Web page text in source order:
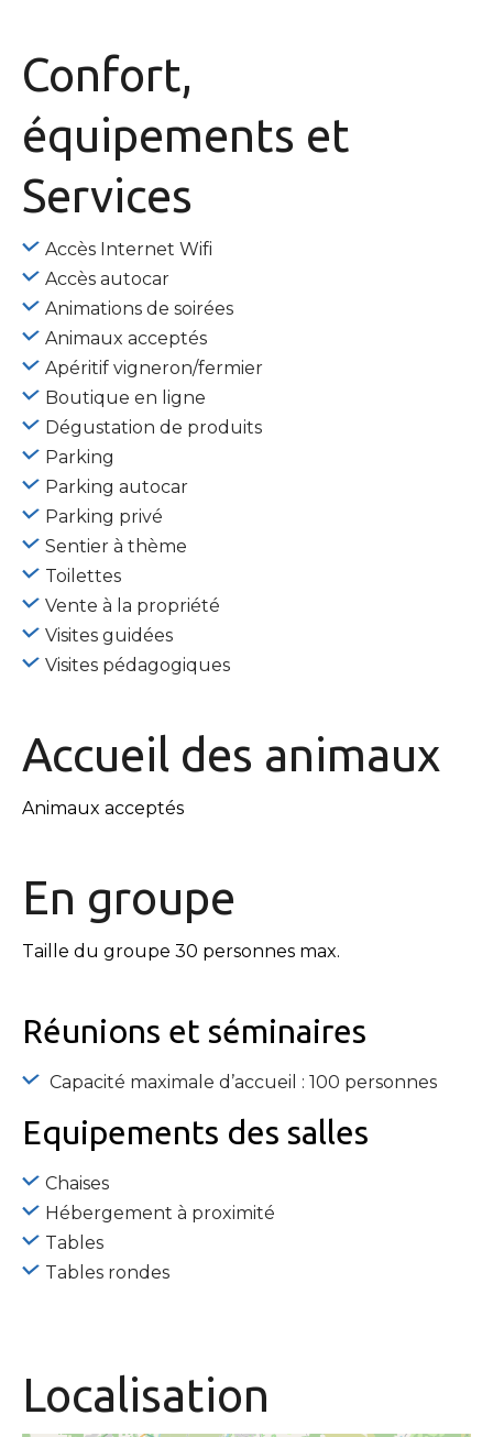
Confort,
équipements et
Services
Accès Internet Wifi
Accès autocar
Animations de soirées
Animaux acceptés
Apéritif vigneron/fermier
Boutique en ligne
Dégustation de produits
Parking
Parking autocar
Parking privé
Sentier à thème
Toilettes
Vente à la propriété
Visites guidées
Visites pédagogiques
Accueil des animaux
Animaux acceptés
En groupe
Taille du groupe 30 personnes max.
Réunions et séminaires
Capacité maximale d’accueil : 100 personnes
Equipements des salles
Chaises
Hébergement à proximité
Tables
Tables rondes
Localisation